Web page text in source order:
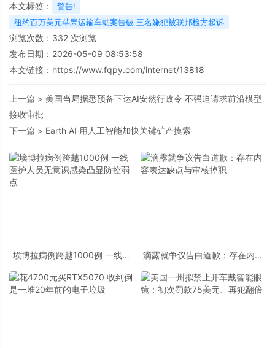
本文标签：
警告!
纽约百万美元苹果运输车劫案告破 三名嫌犯被联邦检方起诉
浏览次数： 332 次浏览
发布日期：2026-05-09 08:53:58
本文链接： https://www.fqpy.com/internet/13818
上一篇 > 美国当局据悉预备下达AI安然行政令 不强迫请求前沿模型
接收审批
下一篇 > Earth AI 用人工智能加快关键矿产摸索
埃博拉病例跨越1000例 一线医
滴露就争议告白道歉：存在内容